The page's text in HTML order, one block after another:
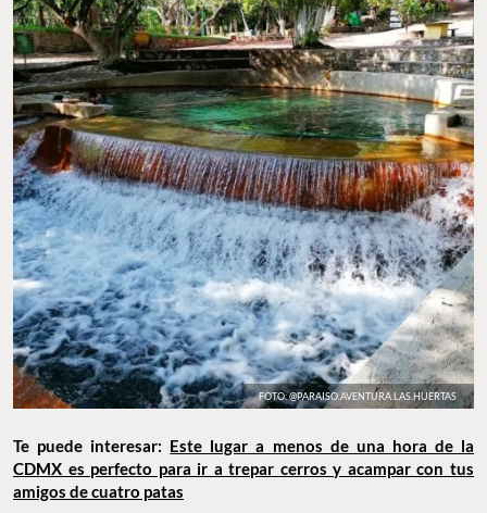
FOTO: @PARAISO.AVENTURA.LAS.HUERTAS
Te puede interesar: Este lugar a menos de una hora de la
CDMX es perfecto para ir a trepar cerros y acampar con tus
amigos de cuatro patas